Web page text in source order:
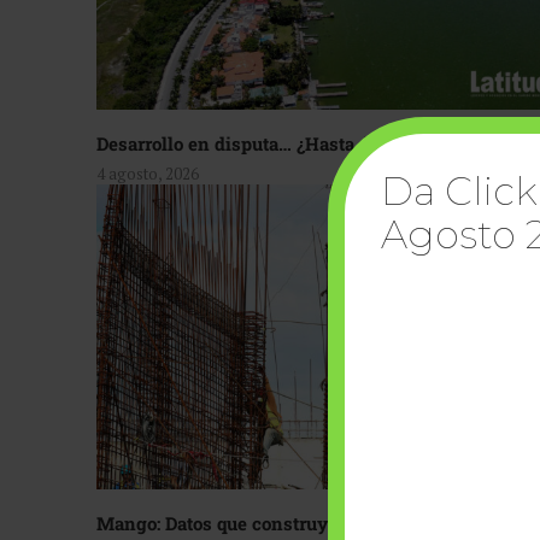
Desarrollo en disputa… ¿Hasta dónde crecer?
4 agosto, 2026
Mango: Datos que construyen confianza
Da
Agosto